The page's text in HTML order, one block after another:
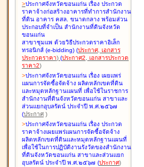
>ประกาศจังหวัดขอนแก่น เรื่อง ประกวด
ราคาจ้างก่อสร้างอาคารที่ทำการสำนักงาน
ที่ดิน อาคาร คสล. ขนาดกลาง พร้อมส่วน
ประกอบที่จำเป็น สำนักงานที่ดินจังหวัด
ขอนแก่น
สาขาชุมแพ ด้วยวิธีประกวดราคาอิเล็ก
ทรอนิกส์ (e-bidding) (ประกาศ, เอกสาร
ประกวดราคา) (ประกาศ2, เอกสารประกวด
ราคา2)
>ประกาศจังหวัดขอนแก่น เรื่อง เผยแพร่
แผนการจัดซื้อจัดจ้าง ผลิตหลักเขตที่ดิน
และหมุดหลักฐานแผนที่ เพื่อใช้ในราชการ
สำนักงานที่ดินจังหวัดขอนแก่น สาขาและ
ส่วนแยกอุบลรัตน์ ประจำปี พ.ศ.๒๕๖๗
(ประกาศ )
>ประกาศจังหวัดขอนแก่น เรื่อง ประกวด
ราคาจ้างเผยแพร่แผนการจัดซื้อจัดจ้าง
ผลิตหลักเขตที่ดินและหมุดหลักฐานแผนที่
เพื่อใช้ในการปฏิบัติงานรังวัดของสำนักงาน
ที่ดินจังหวัดขอนแก่น สาขาและส่วนแยก
อุบลรัตน์ ประจำปี พ.ศ.๒๕๖๗ (ประกาศ)